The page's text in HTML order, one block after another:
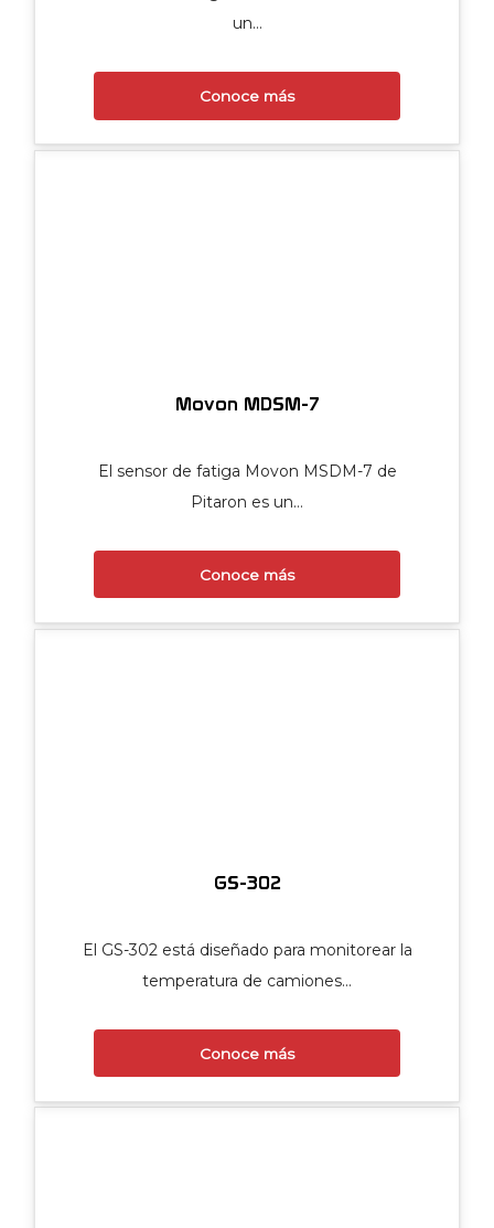
un…
Conoce más
Movon MDSM-7
El sensor de fatiga Movon MSDM-7 de
Pitaron es un…
Conoce más
GS-302
El GS-302 está diseñado para monitorear la
temperatura de camiones…
Conoce más